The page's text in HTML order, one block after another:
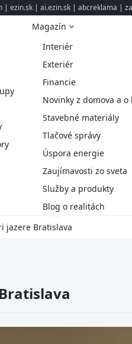
| ezin.sk | ai.ezin.sk | abcreklama |
Magazín
Interiér
Exteriér
Financie
Novinky z domova a o
Stavebné materiály
Tlačové správy
Úspora energie
Zaujímavosti zo sveta
Služby a produkty
Blog o realitách
jazere Bratislava